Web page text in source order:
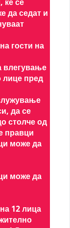
да седат и
гости на
влегување
лице пред
да се
столче од
правци
може да
може да
12 лица